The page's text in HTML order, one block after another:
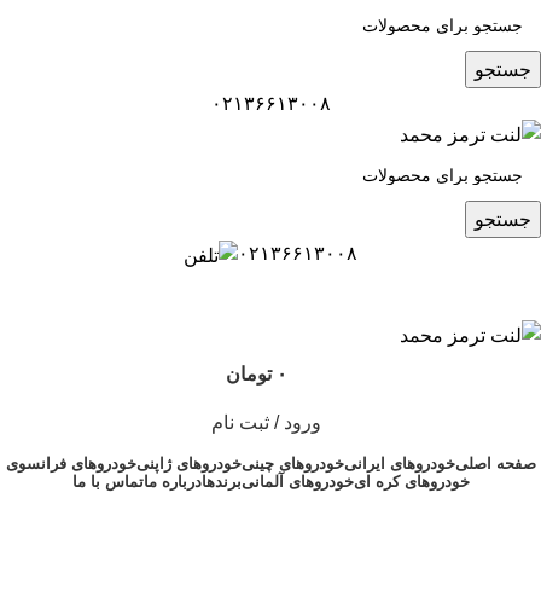
جستجو
۰۲۱۳۶۶۱۳۰۰۸
جستجو
۰۲۱۳۶۶۱۳۰۰۸
۰ تومان
ورود / ثبت نام
صفحه اصلیخودروهای ایرانیخودروهای چینیخودروهای ژاپنیخودروهای فرانسوی
خودروهای کره ایخودروهای آلمانیبرندهادرباره ماتماس با ما